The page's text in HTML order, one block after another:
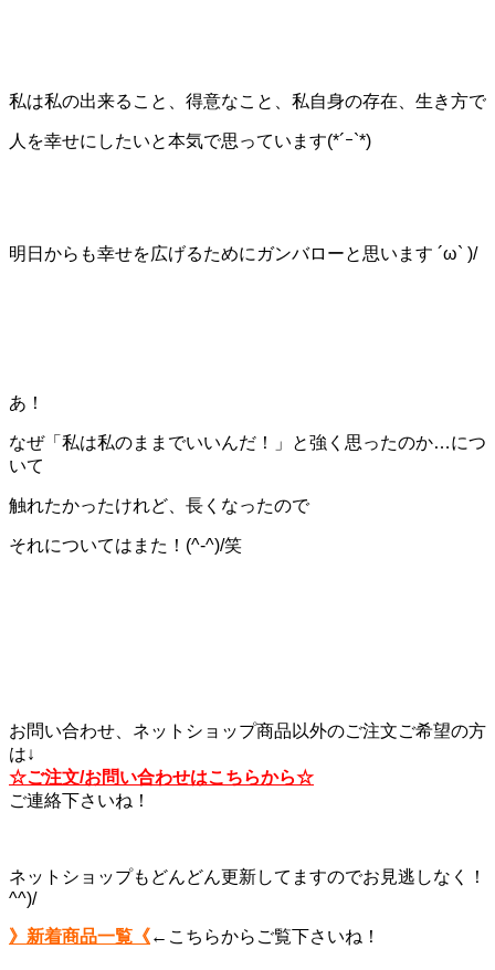
私は私の出来ること、得意なこと、私自身の存在、生き方で
人を幸せにしたいと本気で思っています(*´ｰ`*)
明日からも幸せを広げるためにガンバローと思います ´ω` )/
あ！
なぜ「私は私のままでいいんだ！」と強く思ったのか…につ
いて
触れたかったけれど、長くなったので
それについてはまた！(^-^)/笑
お問い合わせ、ネットショップ商品以外のご注文ご希望の方
は↓
☆ご注文/お問い合わせはこちらから☆
ご連絡下さいね！
ネットショップもどんどん更新してますのでお見逃しなく！
^^)/
》新着商品一覧《←こちらからご覧下さいね！